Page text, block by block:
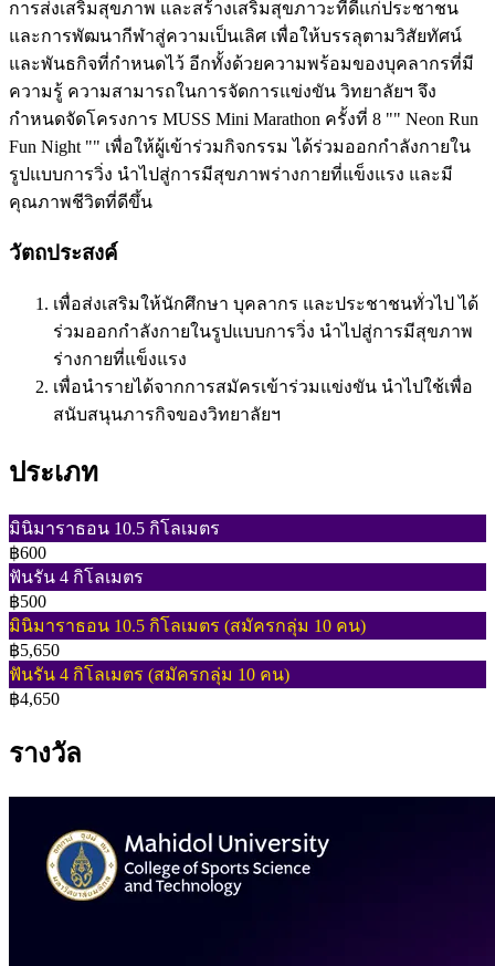
การส่งเสริมสุขภาพ และสร้างเสริมสุขภาวะที่ดีแก่ประชาชน
และการพัฒนากีฬาสู่ความเป็นเลิศ เพื่อให้บรรลุตามวิสัยทัศน์
และพันธกิจที่กำหนดไว้ อีกทั้งด้วยความพร้อมของบุคลากรที่มี
ความรู้ ความสามารถในการจัดการแข่งขัน วิทยาลัยฯ จึง
กำหนดจัดโครงการ MUSS Mini Marathon ครั้งที่ 8 "" Neon Run
Fun Night "" เพื่อให้ผู้เข้าร่วมกิจกรรม ได้ร่วมออกกำลังกายใน
รูปแบบการวิ่ง นำไปสู่การมีสุขภาพร่างกายที่แข็งแรง และมี
คุณภาพชีวิตที่ดีขึ้น
วัตถประสงค์
เพื่อส่งเสริมให้นักศึกษา บุคลากร และประชาชนทั่วไป ได้
ร่วมออกกำลังกายในรูปแบบการวิ่ง นำไปสู่การมีสุขภาพ
ร่างกายที่แข็งแรง
เพื่อนำรายได้จากการสมัครเข้าร่วมแข่งขัน นำไปใช้เพื่อ
สนับสนุนภารกิจของวิทยาลัยฯ
ประเภท
มินิมาราธอน 10.5 กิโลเมตร
฿600
ฟันรัน 4 กิโลเมตร
฿500
มินิมาราธอน 10.5 กิโลเมตร (สมัครกลุ่ม 10 คน)
฿5,650
ฟันรัน 4 กิโลเมตร (สมัครกลุ่ม 10 คน)
฿4,650
รางวัล